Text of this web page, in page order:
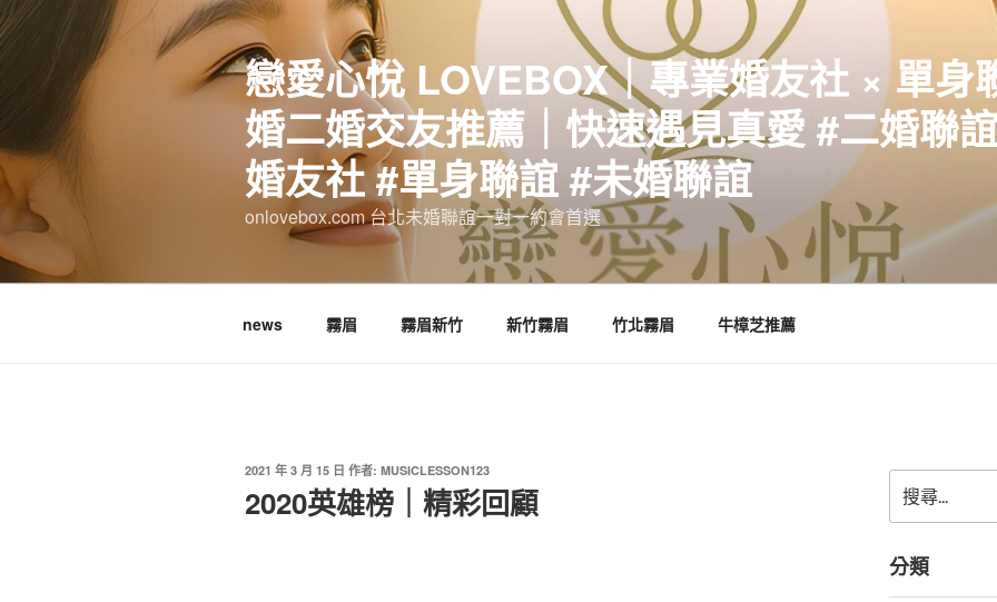
跳
至
容
戀愛心悅 LOVEBOX｜專業婚友社 × 單身
婚二婚交友推薦｜快速遇見真愛 #二婚聯
婚友社 #單身聯誼 #未婚聯誼
onlovebox.com 台北未婚聯誼一對一約會首選
news 霧眉 霧眉新竹 新竹霧眉 竹北霧眉 牛樟芝推薦
發
於
2021 年 3 月 15 日 作者: MUSICLESSON123
2020英雄榜｜精彩回顧
尋
關
鍵
字:
分類